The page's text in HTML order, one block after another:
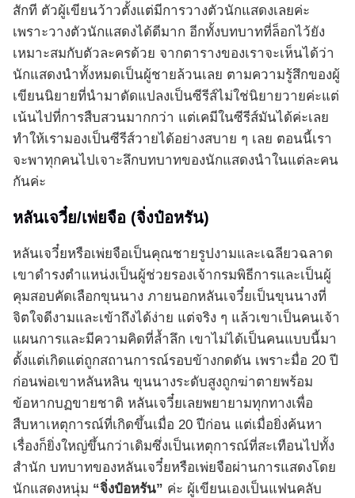
สักที ตัวผู้เขียนว้าวตั้งแต่มีการวางตัวนักแสดงเลยค่ะ
เพราะวางตัวนักแสดงได้ดีมาก อีกทั้งบทบาทที่ล็อกไว้ยัง
เหมาะสมกับตัวละครด้วย จากตารางของเราจะเห็นได้ว่า
นักแสดงนำทั้งหมดเป็นผู้ชายล้วนเลย ตามความรู้สึกของผู้
เขียนนิยายที่นำมาดัดแปลงเป็นซีรีส์ไม่ใช่นิยายวายค่ะแต่
เน้นไปที่การสืบสวนมากกว่า แต่เคมีในซีรีส์มันได้ค่ะเลย
ทำให้เรามองเป็นซีรีส์วายได้อย่างสบาย ๆ เลย ตอนนี้เรา
จะพาทุกคนไปเจาะลึกบทบาทของนักแสดงนำในแต่ละคน
กันค่ะ
หลันเจวี๋ย/เพ่ยจือ (จิ่งป๋อหรัน)
หลันเจวี๋ยหรือเพ่ยจือเป็นคุณชายรูปงามและเฉลียวฉลาด
เขาดำรงตำแหน่งเป็นผู้ช่วยรองเจ้ากรมพิธีการและเป็นผู้
คุมสอบคัดเลือกขุนนาง ภายนอกหลันเจวี๋ยเป็นขุนนางที่
จิตใจดีงามและเข้าถึงได้ง่าย แต่จริง ๆ แล้วเขาเป็นคนเจ้า
แผนการและมีความคิดที่ล้ำลึก เขาไม่ได้เป็นคนแบบนี้มา
ตั้งแต่เกิดแต่ถูกสถานการณ์รอบข้างกดดัน เพราะมื่อ 20 ปี
ก่อนพ่อเขาหลันหลิน ขุนนางระดับสูงถูกฆ่าตายพร้อม
ข้อหากบฏขายชาติ หลันเจวี๋ยเลยพยายามทุกทางเพื่อ
สืบหาเหตุการณ์ที่เกิดขึ้นเมื่อ 20 ปีก่อน แต่เมื่อยิ่งค้นหา
เรื่องก็ยิ่งใหญ่ขึ้นกว่าเดิมซึ่งเป็นเหตุการณ์ที่สะเทือนไปทั้ง
สำนัก บทบาทของหลันเจวี๋ยหรือเพ่ยจือผ่านการแสดงโดย
นักแสดงหนุ่ม “จิ่งป๋อหรัน” ค่ะ ผู้เขียนเองเป็นแฟนคลับ